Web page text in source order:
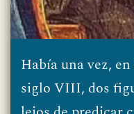
Había una vez,
siglo VIII, dos